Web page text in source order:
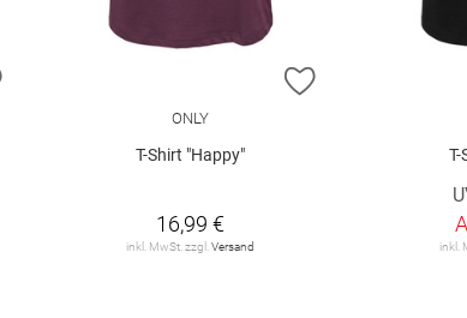
ZUR WUNSCHLISTE HINZUFÜGEN ZUR
ONLY
T-Shirt "Happy"
16,99 €
inkl. MwSt. zzgl.Versand inkl.